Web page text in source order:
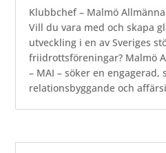
Klubbchef – Malmö
Vill du vara med och skapa
utveckling i en av Sveriges
friidrottsföreningar? Malmö
– MAI – söker en engagerad,
relationsbyggande och